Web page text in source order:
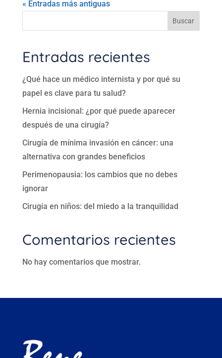
« Entradas más antiguas
Buscar
Entradas recientes
¿Qué hace un médico internista y por qué su
papel es clave para tu salud?
Hernia incisional: ¿por qué puede aparecer
después de una cirugía?
Cirugía de mínima invasión en cáncer: una
alternativa con grandes beneficios
Perimenopausia: los cambios que no debes
ignorar
Cirugía en niños: del miedo a la tranquilidad
Comentarios recientes
No hay comentarios que mostrar.